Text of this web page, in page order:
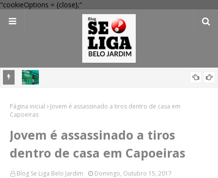
"cookieOptions = {close};"
compras
Página inicial
Jovem é assassinado a tiros dentro de casa em
Capoeiras
Jovem é assassinado a tiros
dentro de casa em Capoeiras
Blog Se Liga Belo Jardim Domingo, Outubro 15, 2017